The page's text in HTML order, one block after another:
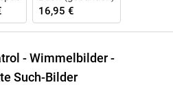
16,95 €
- Wimmelbilder -
Such-Bilder